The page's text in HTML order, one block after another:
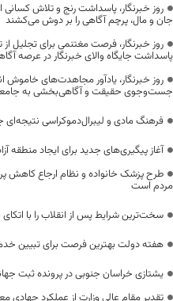
روز خبرنگار، پاسداشت رنج و تلاش
جان و مال، پرچم آگاهی را بر دوش می‌کشند
روز خبرنگار، فرصت مغتنمی برای تجلیل
پاسداشت جایگاه والای خبرنگار در عرصه
روز خبرنگار، یادآور مجاهدت‌های
جست‌وجوی حقیقت و آگاهی‌بخشی به جامعه
فرهنگ مادی و لیبرال‌دموکراسی نتیجه‌ای
آغاز پیگیری‌های جدید برای ایجاد منطقه
طرح پزشک خانواده و نظام ارجاع کاهش
مردم است
سخت‌ترین شرایط پس از انقلاب را با
هفته دولت بهترین فرصت برای تبیین
یشتازی خراسان جنوبی در پرونده ثبت